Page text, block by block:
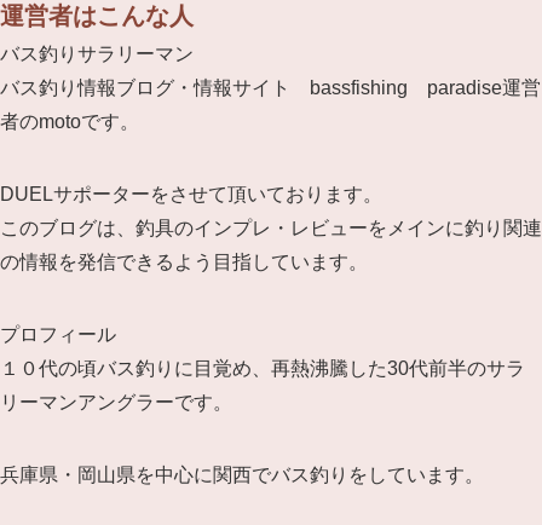
運営者はこんな人
バス釣りサラリーマン
バス釣り情報ブログ・情報サイト bassfishing paradise運営
者のmotoです。
DUELサポーターをさせて頂いております。
このブログは、釣具のインプレ・レビューをメインに釣り関連
の情報を発信できるよう目指しています。
プロフィール
１０代の頃バス釣りに目覚め、再熱沸騰した30代前半のサラ
リーマンアングラーです。
兵庫県・岡山県を中心に関西でバス釣りをしています。